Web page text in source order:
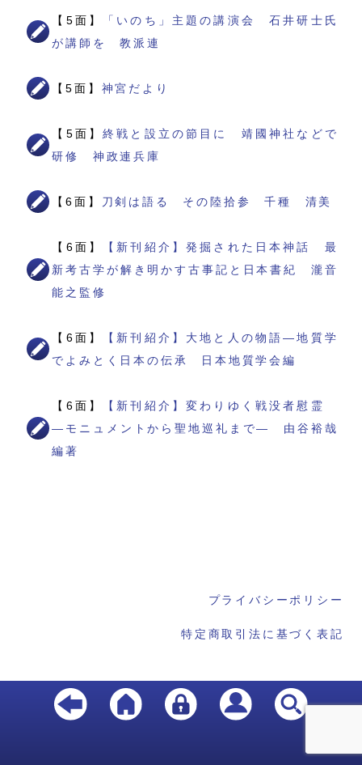
【5面】
「いのち」主題の講演会 石井研士氏
が講師を 教派連
【5面】 神宮だより
【5面】終戦と設立の節目に 靖國神社などで
研修 神政連兵庫
【6面】 刀剣は語る その陸拾参 千種 清美
【6面】
【新刊紹介】発掘された日本神話 最
新考古学が解き明かす古事記と日本書紀 瀧音
能之監修
【6面】
【新刊紹介】大地と人の物語―地質学
でよみとく日本の伝承 日本地質学会編
【6面】
【新刊紹介】変わりゆく戦没者慰霊
―モニュメントから聖地巡礼まで― 由谷裕哉
編著
プライバシーポリシー
特定商取引法に基づく表記